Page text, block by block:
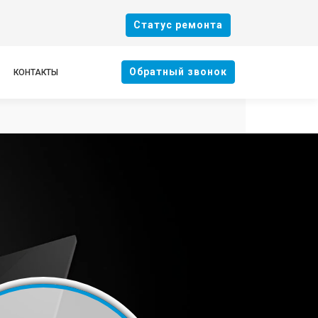
Cтатус ремонта
КОНТАКТЫ Oбратный звонок